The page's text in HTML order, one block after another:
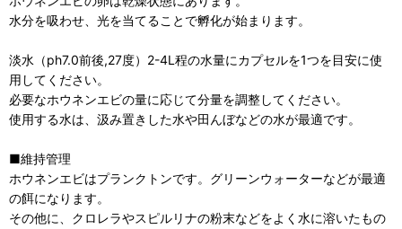
水分を吸わせ、光を当てることで孵化が始まります。
淡水（ph7.0前後,27度）2-4L程の水量にカプセルを1つを目安に使
用してください。
必要なホウネンエビの量に応じて分量を調整してください。
使用する水は、汲み置きした水や田んぼなどの水が最適です。
■維持管理
ホウネンエビはプランクトンです。グリーンウォーターなどが最適
の餌になります。
その他に、クロレラやスピルリナの粉末などをよく水に溶いたもの